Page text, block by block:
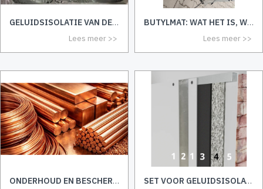
GELUIDSISOLATIE VAN DE AUTOVLOER: COMPLETE HANDLEIDING, MATERIALEN EN TIPS
Lees meer
ONDERHOUD EN BESCHERMING VAN KOPEREN PLAAT: HOE OXIDATIE EN VERKLEURING TE VOORKOMEN
BUTYLMAT: WAT HET IS, WAAR HET VOOR DIENT EN WAAROM U HET NODIG HEBT
Lees meer
SET VOOR GELUIDSISOLATIE VAN WANDEN